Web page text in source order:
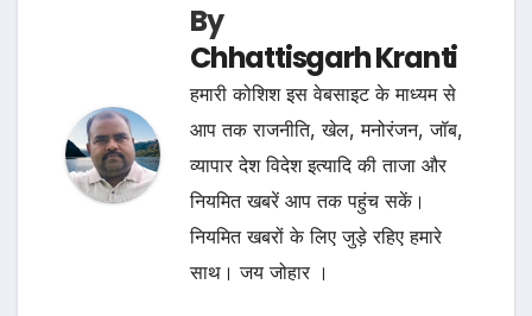
By
Chhattisgarh Kranti
हमारी कोशिश इस वेबसाइट के माध्यम से
आप तक राजनीति, खेल, मनोरंजन, जॉब,
व्यापार देश विदेश इत्यादि की ताजा और
नियमित खबरें आप तक पहुंच सकें।
नियमित खबरों के लिए जुड़े रहिए हमारे
साथ। जय जोहार ।